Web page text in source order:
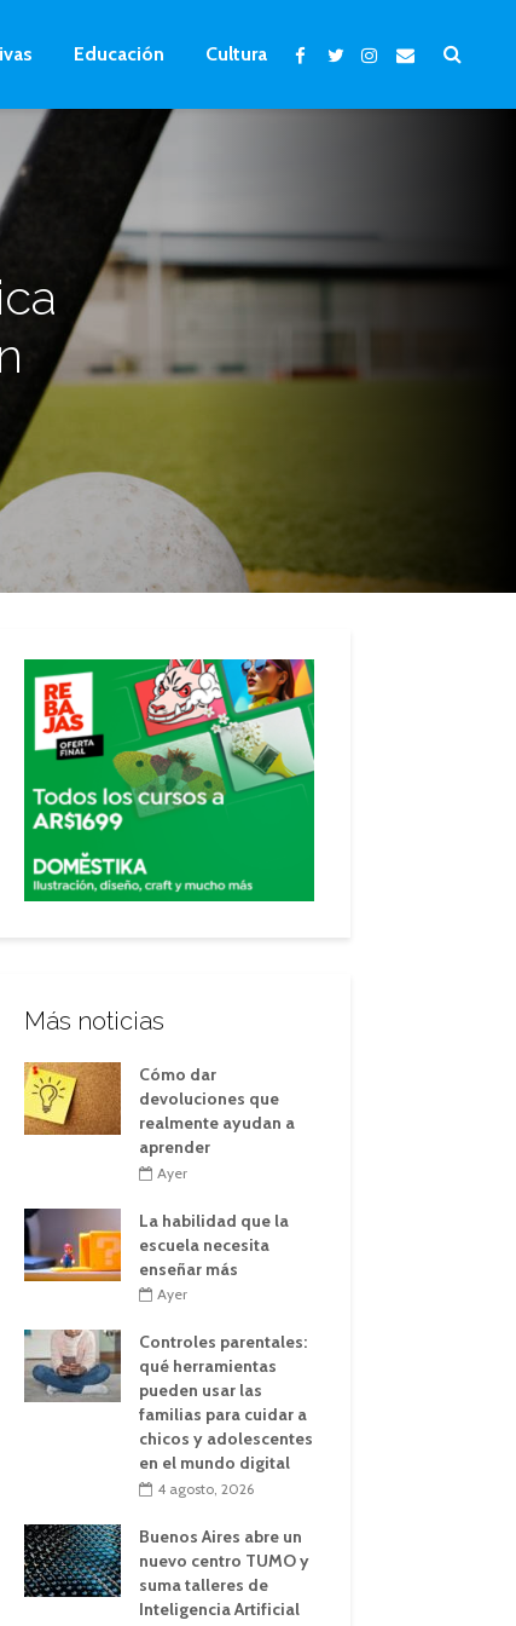
Educación Cultura
Más noticias
Cómo dar
devoluciones que
realmente ayudan a
aprender
Ayer
La habilidad que la
escuela necesita
enseñar más
Ayer
Controles parentales:
qué herramientas
pueden usar las
familias para cuidar a
chicos y adolescentes
en el mundo digital
4 agosto, 2026
Buenos Aires abre un
nuevo centro TUMO y
suma talleres de
Inteligencia Artificial